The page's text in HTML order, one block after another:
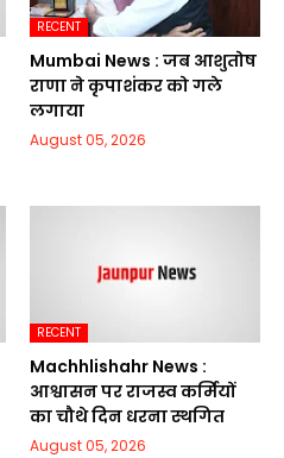
RECENT
Mumbai News : जब आशुतोष
राणा ने कृपाशंकर को गले
लगाया
August 05, 2026
RECENT
Machhlishahr News :
आश्वासन पर राजस्व कर्मियों
का चौथे दिन धरना स्थगित
August 05, 2026